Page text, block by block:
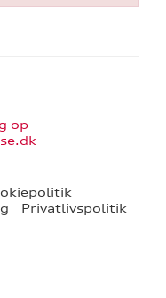
op
Privatlivspolitik